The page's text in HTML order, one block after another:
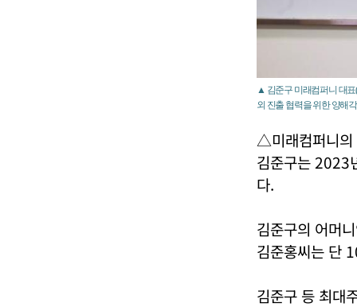
▲ 김준구 미래컴퍼니 대표
외 진출 협력을 위한 양해
△미래컴퍼니의
김준구는 2023
다.
김준구의 어머
김준홍씨는 단
김준구 등 최대